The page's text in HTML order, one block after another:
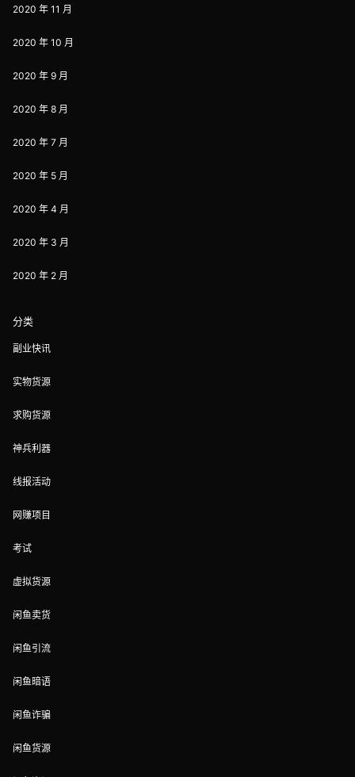
2020 年 11 月
2020 年 10 月
2020 年 9 月
2020 年 8 月
2020 年 7 月
2020 年 5 月
2020 年 4 月
2020 年 3 月
2020 年 2 月
分类
副业快讯
实物货源
求购货源
神兵利器
线报活动
网赚项目
考试
虚拟货源
闲鱼卖货
闲鱼引流
闲鱼暗语
闲鱼诈骗
闲鱼货源